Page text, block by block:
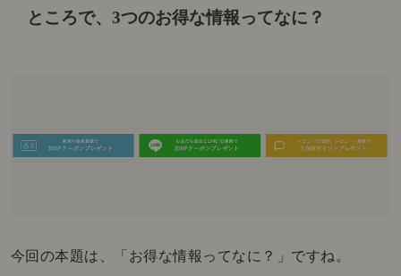
ところで、3つのお得な情報ってなに？
今回の本題は、「お得な情報ってなに？」ですね。